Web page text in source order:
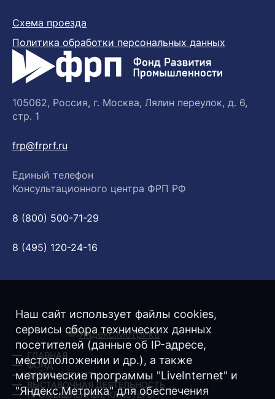
Схема проезда
Политика обработки персональных данных
105062, Россия, г. Москва, Лялин переулок, д. 6,
стр. 1
frp@frprf.ru
Единый телефон
Консультационного центра ФРП РФ
8 (800) 500-71-29
8 (495) 120-24-16
ГЛАВНАЯ
ФОНД
ЗАЙМЫ/ ГРАНТЫ
ВЫСТАВОЧНАЯ ДЕЯТЕЛЬНОСТЬ
ПРОМЫШЛЕННЫЕ КЛАСТЕРЫ
Наш сайт использует файлы cookies,
сервисы сбора технических данных
посетителей (данные об IP-адресе,
местоположении и др.), а также
метрические программы "LiveInternet" и
"Яндекс.Метрика" для обеспечения